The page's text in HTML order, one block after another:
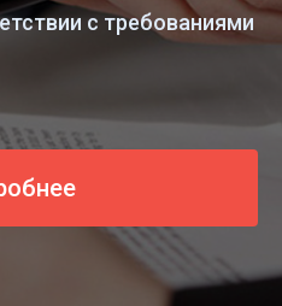
с требованиями